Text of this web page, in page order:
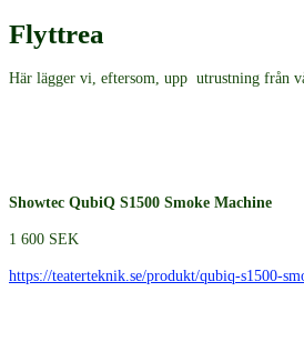
Flyttrea
Här lägger vi, eftersom, upp utrustning från
Showtec QubiQ S1500 Smoke Machine
1 600 SEK
https://teaterteknik.se/produkt/qubiq-s1500-